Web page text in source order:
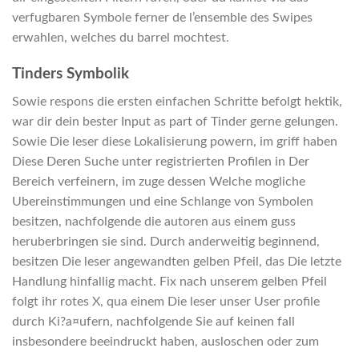
verfugbaren Symbole ferner de l’ensemble des Swipes
erwahlen, welches du barrel mochtest.
Tinders Symbolik
Sowie respons die ersten einfachen Schritte befolgt hektik,
war dir dein bester Input as part of Tinder gerne gelungen.
Sowie Die leser diese Lokalisierung powern, im griff haben
Diese Deren Suche unter registrierten Profilen in Der
Bereich verfeinern, im zuge dessen Welche mogliche
Ubereinstimmungen und eine Schlange von Symbolen
besitzen, nachfolgende die autoren aus einem guss
heruberbringen sie sind. Durch anderweitig beginnend,
besitzen Die leser angewandten gelben Pfeil, das Die letzte
Handlung hinfallig macht. Fix nach unserem gelben Pfeil
folgt ihr rotes X, qua einem Die leser unser User profile
durch Ki?a¤ufern, nachfolgende Sie auf keinen fall
insbesondere beeindruckt haben, ausloschen oder zum